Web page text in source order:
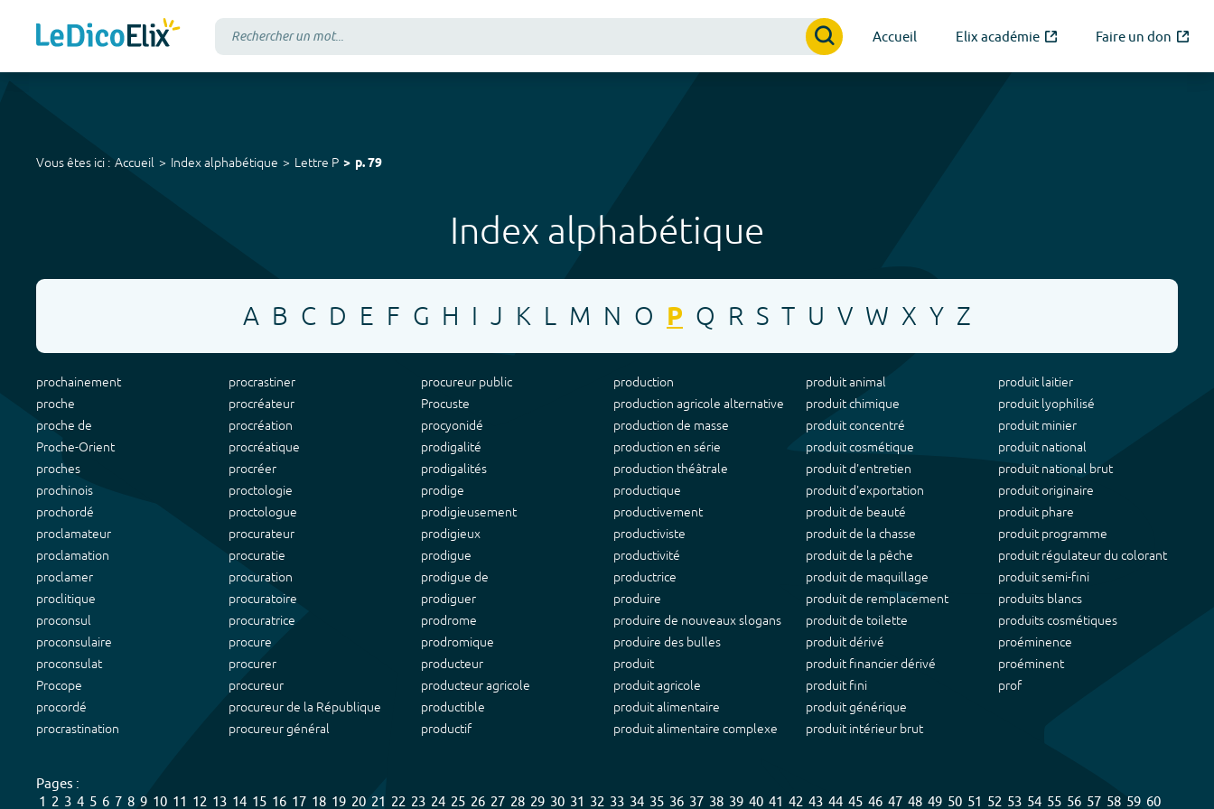
Accueil Elix académie Faire un don
Vous êtes ici : Accueil Index alphabétique Lettre P p.79
Index alphabétique
A B C D E F G H I J K L M N O P Q R S T U V W X Y Z
prochainement
proche
proche de
Proche-Orient
proches
prochinois
prochordé
proclamateur
proclamation
proclamer
proclitique
proconsul
proconsulaire
proconsulat
Procope
procordé
procrastination
procrastiner
procréateur
procréation
procréatique
procréer
proctologie
proctologue
procurateur
procuratie
procuration
procuratoire
procuratrice
procure
procurer
procureur
procureur de la République
procureur général
procureur public
Procuste
procyonidé
prodigalité
prodigalités
prodige
prodigieusement
prodigieux
prodigue
prodigue de
prodiguer
prodrome
prodromique
producteur
producteur agricole
productible
productif
production
production agricole alternative
production de masse
production en série
production théâtrale
productique
productivement
productiviste
productivité
productrice
produire
produire de nouveaux slogans
produire des bulles
produit
produit agricole
produit alimentaire
produit alimentaire complexe
produit animal
produit chimique
produit concentré
produit cosmétique
produit d'entretien
produit d'exportation
produit de beauté
produit de la chasse
produit de la pêche
produit de maquillage
produit de remplacement
produit de toilette
produit dérivé
produit financier dérivé
produit fini
produit générique
produit intérieur brut
produit laitier
produit lyophilisé
produit minier
produit national
produit national brut
produit originaire
produit phare
produit programme
produit régulateur du colorant
produit semi-fini
produits blancs
produits cosmétiques
proéminence
proéminent
prof
Pages :
1 2 3 4 5 6 7 8 9 10 11 12 13 14 15 16 17 18 19 20 21 22 23 24 25 26 27 28 29 30 31 32 33 34 35 36 37 38 39 40 41 42 43 44 45 46 47 48 49 50 51 52 53 54 55 56 57 58 59 60